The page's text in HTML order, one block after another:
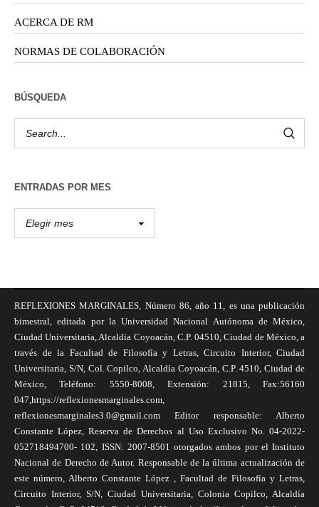
ACERCA DE RM
NORMAS DE COLABORACIÓN
BÚSQUEDA
ENTRADAS POR MES
REFLEXIONES MARGINALES, Número 86, año 11, es una publicación
bimestral, editada por la Universidad Nacional Autónoma de México,
Ciudad Universitaria, Alcaldía Coyoacán, C.P. 04510, Ciudad de México, a
través de la Facultad de Filosofía y Letras, Circuito Interior, Ciudad
Universitaria, S/N, Col. Copilco, Alcaldía Coyoacán, C.P. 4510, Ciudad de
México, Teléfono: 5550-8008, Extensión: 21815, Fax:56160
047,https://reflexionesmarginales.com,
reflexionesmarginales3.0@gmail.com Editor responsable: Alberto
Constante López, Reserva de Derechos al Uso Exclusivo No. 04-2022-
052718494700- 102, ISSN: 2007-8501 otorgados ambos por el Instituto
Nacional de Derecho de Autor. Responsable de la última actualización de
este número, Alberto Constante López , Facultad de Filosofía y Letras,
Circuito Interior, S/N, Ciudad Universitaria, Colonia Copilco, Alcaldía